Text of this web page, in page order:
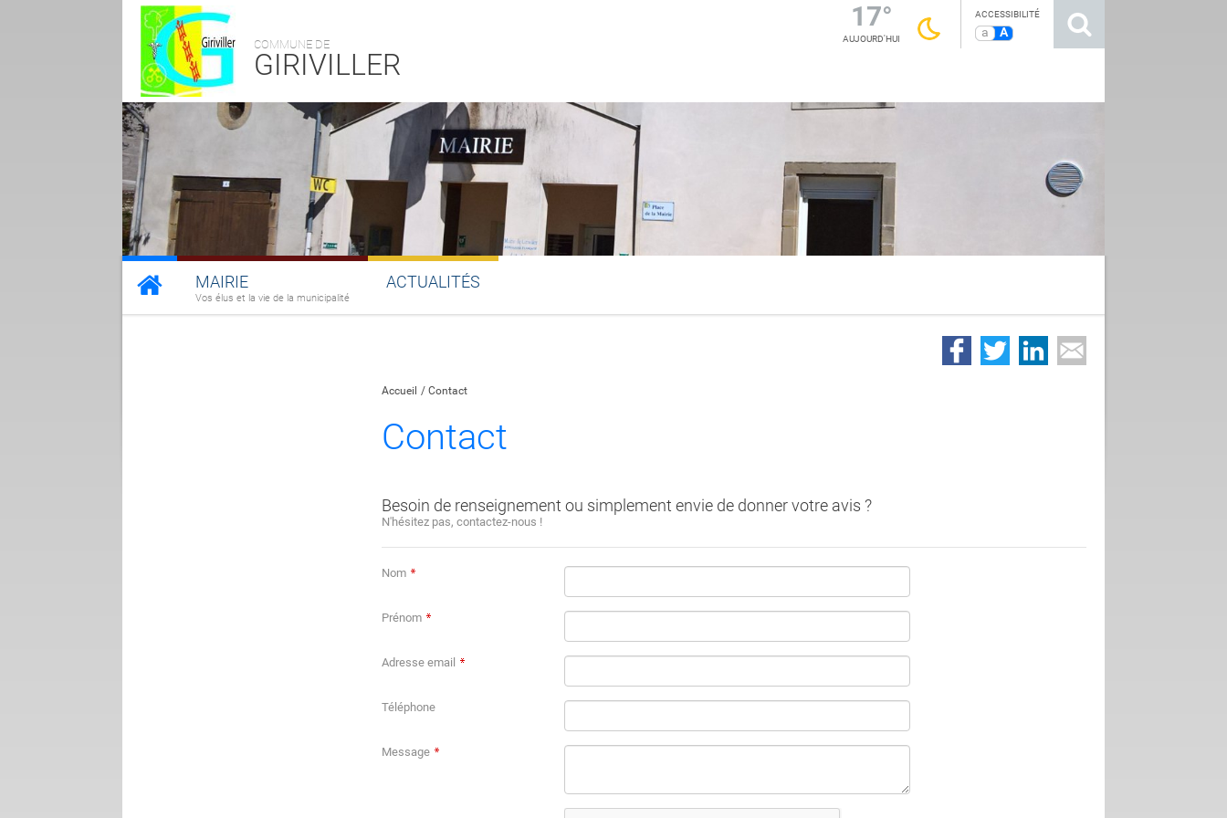
17°
AUJOURD'HUI
ACCESSIBILITÉ
a A
COMMUNE DE
GIRIVILLER
MAIRIE
Vos élus et la vie de la municipalité
ACTUALITÉS
Accueil Contact
Contact
Besoin de renseignement ou simplement envie de donner votre avis ?
N'hésitez pas, contactez-nous !
Nom
Prénom
Adresse email
Téléphone
Message